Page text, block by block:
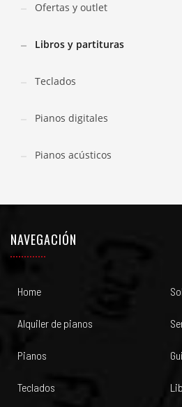
Ofertas y outlet
Libros y partituras
Teclados
Pianos digitales
Pianos acústicos
NAVEGACIÓN
Home
Alquiler de pianos
Pianos
Teclados